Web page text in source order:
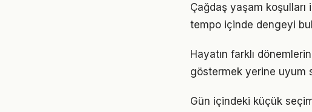
Çağdaş yaşam koşulları
tempo içinde dengeyi
Hayatın farklı
göstermek yerine uyum
Gün içindeki küçük